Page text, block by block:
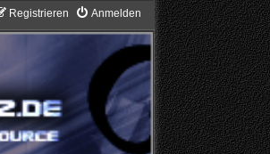
Anmelden
Registrieren